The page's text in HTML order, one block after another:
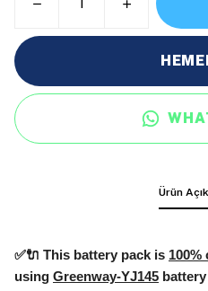
Ürün
✅🔌 This battery pack is 100%
using Greenway-YJ145